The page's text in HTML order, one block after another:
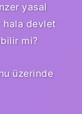
yasal
hala devlet
mi?
üzerinde